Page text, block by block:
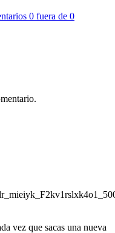
0 fuera de 0
vez que sacas una nueva